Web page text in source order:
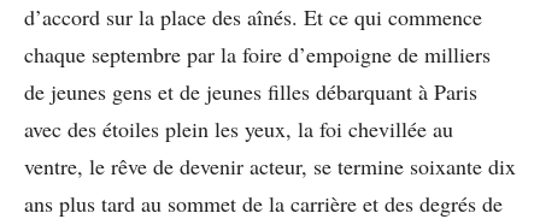
d’accord sur la place des aînés. Et ce qui commence
chaque septembre par la foire d’empoigne de milliers
de jeunes gens et de jeunes filles débarquant à Paris
avec des étoiles plein les yeux, la foi chevillée au
ventre, le rêve de devenir acteur, se termine soixante dix
ans plus tard au sommet de la carrière et des degrés de